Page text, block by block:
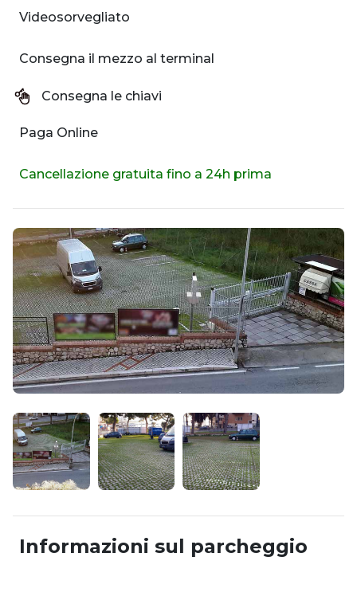
Videosorvegliato
Consegna il mezzo al terminal
Consegna le chiavi
Paga Online
Cancellazione gratuita fino a 24h prima
Informazioni sul parcheggio